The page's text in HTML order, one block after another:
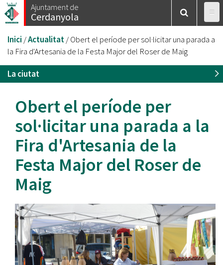
Vés
al
Ajuntament de
Cerdanyola
Esteu
aquí
Inici /Actualitat/Obert el període per sol·licitar una parada a
la Fira d'Artesania de la Festa Major del Roser de Maig
La ciutat
Obert el període per
sol·licitar una parada a la
Fira d'Artesania de la
Festa Major del Roser de
Maig